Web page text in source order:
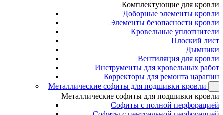
Комплектующие для кровли
Доборные элементы кровли
Элементы безопасности кровли
Кровельные уплотнители
Плоский лист
Дымники
Вентиляция для кровли
Инструменты для кровельных работ
Корректоры для ремонта царапин
Металлические софиты для подшивки кровли
Металлические софиты для подшивки кровли
Софиты с полной перфорацией